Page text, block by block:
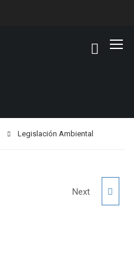
Legislación Ambiental
Next